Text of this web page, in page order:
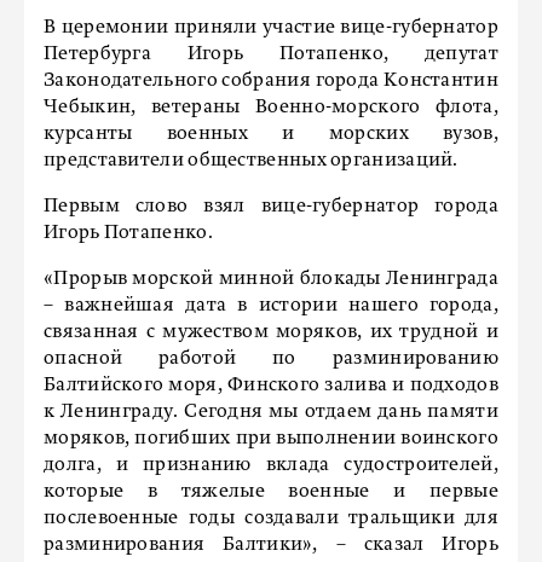
В церемонии приняли участие вице-губернатор
Петербурга Игорь Потапенко, депутат
Законодательного собрания города Константин
Чебыкин, ветераны Военно-морского флота,
курсанты военных и морских вузов,
представители общественных организаций.
Первым слово взял вице-губернатор города
Игорь Потапенко.
«Прорыв морской минной блокады Ленинграда
– важнейшая дата в истории нашего города,
связанная с мужеством моряков, их трудной и
опасной работой по разминированию
Балтийского моря, Финского залива и подходов
к Ленинграду. Сегодня мы отдаем дань памяти
моряков, погибших при выполнении воинского
долга, и признанию вклада судостроителей,
которые в тяжелые военные и первые
послевоенные годы создавали тральщики для
разминирования Балтики», – сказал Игорь